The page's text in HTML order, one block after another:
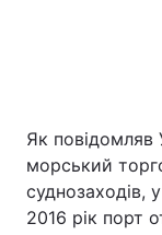
Як повідомляв
морський
суднозаходів,
2016 рік порт